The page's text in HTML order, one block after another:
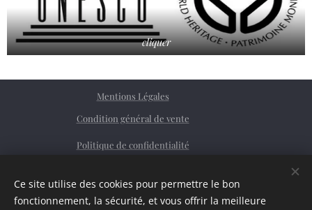
cliquer
Mentions Légales
Condition général de vente
Politique de confidentialité
Siret76362379200023 Cookies
Ce site utilise des cookies pour permettre le bon
fonctionnement, la sécurité, et vous offrir la meilleure